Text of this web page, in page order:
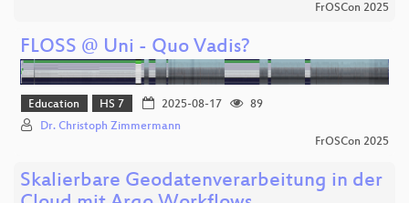
FrOSCon 2025
FLOSS @ Uni - Quo Vadis?
Education HS 7 2025-08-17
89
Dr. Christoph Zimmermann
FrOSCon 2025
Skalierbare Geodatenverarbeitung in der